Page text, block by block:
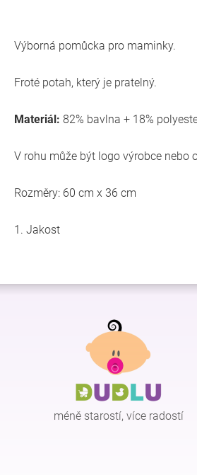
Výborná pomůcka pro maminky.
Froté potah, který je pratelný.
Materiál: 82% bavlna + 18%
V rohu může být logo výrobce nebo
Rozměry: 60 cm x 36 cm
1. Jakost
Z
méně starostí, více radostí